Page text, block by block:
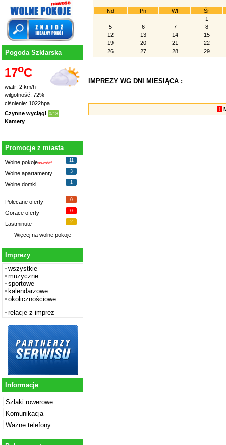
Pogoda Szklarska
17oC
wiatr: 2 km/h
wilgotność: 72%
ciśnienie: 1022hpa
Czynne wyciągi 0/18
Kamery
Promocje z miasta
Wolne pokojenowość!
11
Wolne apartamenty 3
Wolne domki 1
Polecane oferty 0
Gorące oferty 0
Lastminute 2
Więcej na wolne pokoje
Imprezy
wszystkie
muzyczne
sportowe
kalendarzowe
okolicznościowe
relacje z imprez
Informacje
Szlaki rowerowe
Komunikacja
Ważne telefony
Nd Pn Wt
Śr
1
5
6 7
8
12
13 14
15
19
20 21
22
26
27 28 29
IMPREZY WG DNI MIESIĄCA :
!